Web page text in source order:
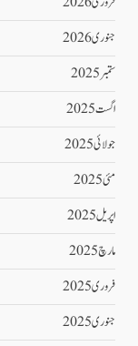
جنوری 2026
ستمبر 2025
اگست 2025
جولائی 2025
مئی 2025
اپریل 2025
مارچ 2025
فروری 2025
جنوری 2025